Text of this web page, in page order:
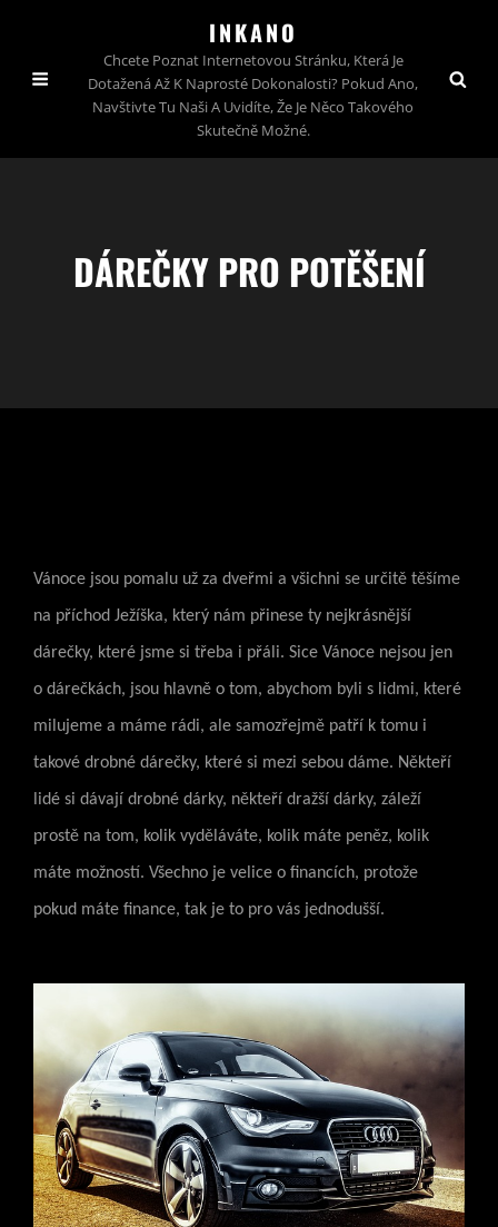
INKANO
Chcete Poznat Internetovou Stránku, Která Je
Dotažená Až K Naprosté Dokonalosti? Pokud Ano,
Navštivte Tu Naši A Uvidíte, Že Je Něco Takového
Skutečně Možné.
DÁREČKY PRO POTĚŠENÍ
Vánoce jsou pomalu už za dveřmi a všichni se určitě těšíme
na příchod Ježíška, který nám přinese ty nejkrásnější
dárečky, které jsme si třeba i přáli. Sice Vánoce nejsou jen
o dárečkách, jsou hlavně o tom, abychom byli s lidmi, které
milujeme a máme rádi, ale samozřejmě patří k tomu i
takové drobné dárečky, které si mezi sebou dáme. Někteří
lidé si dávají drobné dárky, někteří dražší dárky, záleží
prostě na tom, kolik vyděláváte, kolik máte peněz, kolik
máte možností. Všechno je velice o financích, protože
pokud máte finance, tak je to pro vás jednodušší.